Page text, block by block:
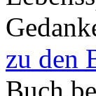
zu den
Buch